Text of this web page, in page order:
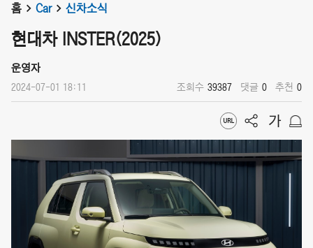
홈 Car 신차소식
현대차 INSTER(2025)
운영자
2024-07-01 18:11 조회수 39387 댓글 0 추천 0